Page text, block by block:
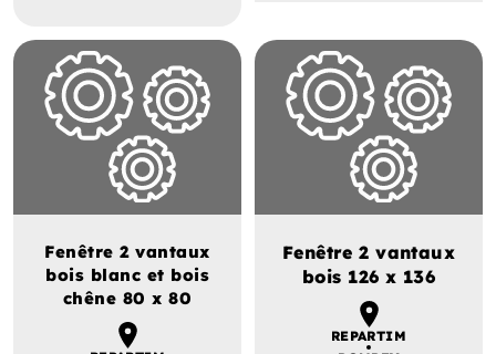
Fenêtre 2 vantaux
bois blanc et bois
chêne 80 x 80
Fenêtre 2 vantaux
bois 126 x 136
REPARTIM